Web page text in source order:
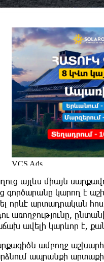
այլևս միայն
գործարանը կարող
որևէ արտադրական
առողջությունը,
ավելի կարևոր է,
ամբողջ
ապրանքի